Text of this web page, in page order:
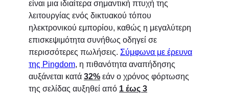
είναι μια ιδιαίτερα σημαντική πτυχή της
λειτουργίας ενός δικτυακού τόπου
ηλεκτρονικού εμπορίου, καθώς η μεγαλύτερη
επισκεψιμότητα συνήθως οδηγεί σε
περισσότερες πωλήσεις. Σύμφωνα με έρευνα
της Pingdom , η πιθανότητα αναπήδησης
αυξάνεται κατά 32% εάν ο χρόνος φόρτωσης
της σελίδας αυξηθεί από 1 έως 3